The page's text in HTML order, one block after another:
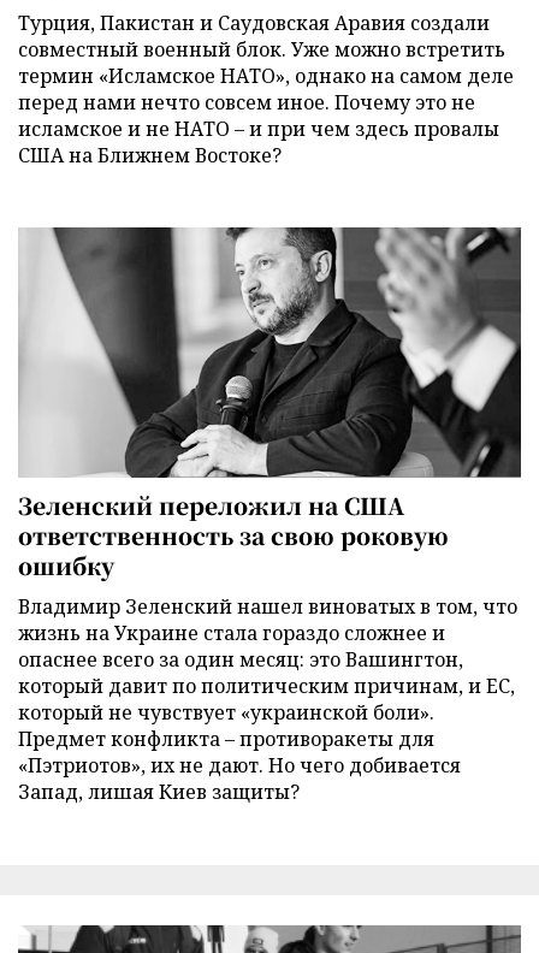
Турция, Пакистан и Саудовская Аравия создали
совместный военный блок. Уже можно встретить
термин «Исламское НАТО», однако на самом деле
перед нами нечто совсем иное. Почему это не
исламское и не НАТО – и при чем здесь провалы
США на Ближнем Востоке?
Зеленский переложил на США
ответственность за свою роковую
ошибку
Владимир Зеленский нашел виноватых в том, что
жизнь на Украине стала гораздо сложнее и
опаснее всего за один месяц: это Вашингтон,
который давит по политическим причинам, и ЕС,
который не чувствует «украинской боли».
Предмет конфликта – противоракеты для
«Пэтриотов», их не дают. Но чего добивается
Запад, лишая Киев защиты?